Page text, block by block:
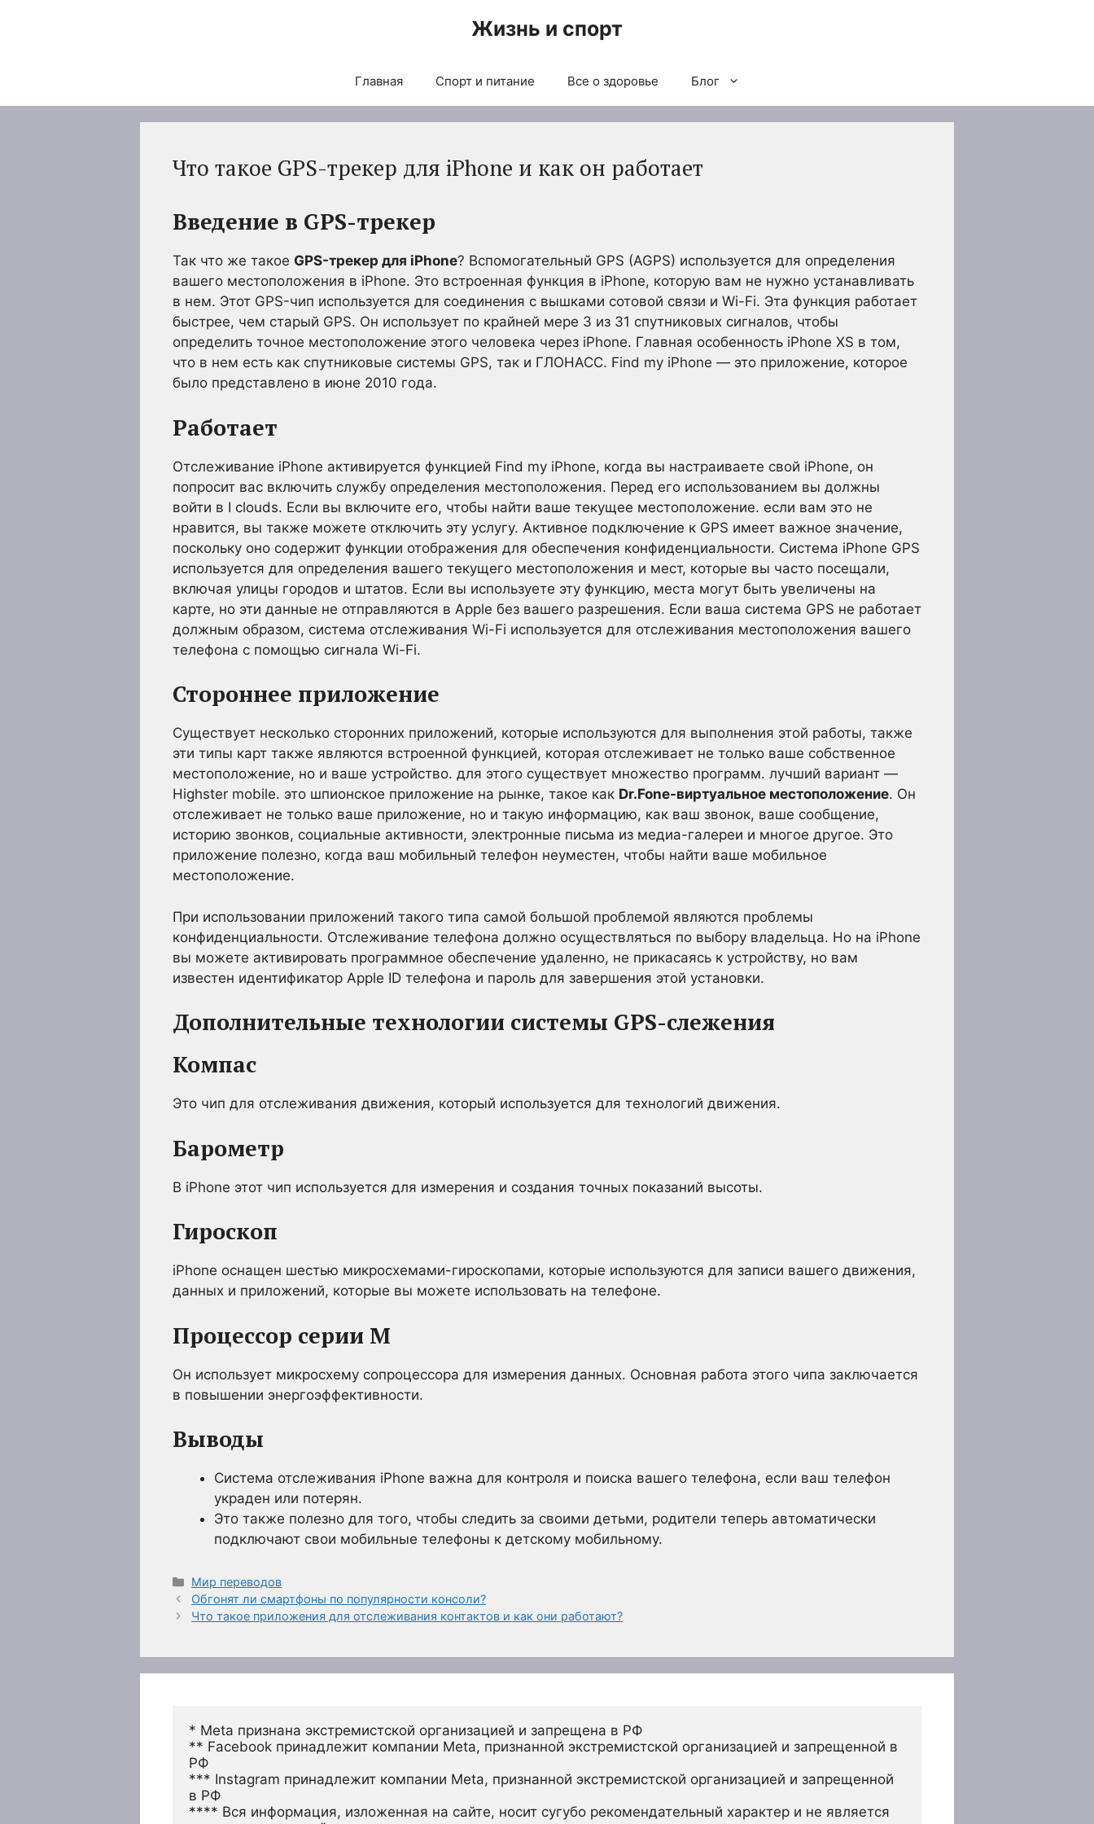
Жизнь и спорт
Главная Спорт и питание Все о здоровье Блог
Что такое GPS-трекер для iPhone и как он работает
Введение в GPS-трекер
Так что же такое GPS-трекер для iPhone? Вспомогательный GPS (AGPS) используется для определения
вашего местоположения в iPhone. Это встроенная функция в iPhone, которую вам не нужно устанавливать
в нем. Этот GPS-чип используется для соединения с вышками сотовой связи и Wi-Fi. Эта функция работает
быстрее, чем старый GPS. Он использует по крайней мере 3 из 31 спутниковых сигналов, чтобы
определить точное местоположение этого человека через iPhone. Главная особенность iPhone XS в том,
что в нем есть как спутниковые системы GPS, так и ГЛОНАСС. Find my iPhone — это приложение, которое
было представлено в июне 2010 года.
Работает
Отслеживание iPhone активируется функцией Find my iPhone, когда вы настраиваете свой iPhone, он
попросит вас включить службу определения местоположения. Перед его использованием вы должны
войти в I clouds. Если вы включите его, чтобы найти ваше текущее местоположение. если вам это не
нравится, вы также можете отключить эту услугу. Активное подключение к GPS имеет важное значение,
поскольку оно содержит функции отображения для обеспечения конфиденциальности. Система iPhone GPS
используется для определения вашего текущего местоположения и мест, которые вы часто посещали,
включая улицы городов и штатов. Если вы используете эту функцию, места могут быть увеличены на
карте, но эти данные не отправляются в Apple без вашего разрешения. Если ваша система GPS не работает
должным образом, система отслеживания Wi-Fi используется для отслеживания местоположения вашего
телефона с помощью сигнала Wi-Fi.
Стороннее приложение
Существует несколько сторонних приложений, которые используются для выполнения этой работы, также
эти типы карт также являются встроенной функцией, которая отслеживает не только ваше собственное
местоположение, но и ваше устройство. для этого существует множество программ. лучший вариант —
Highster mobile. это шпионское приложение на рынке, такое как Dr.Fone-виртуальное местоположение. Он
отслеживает не только ваше приложение, но и такую информацию, как ваш звонок, ваше сообщение,
историю звонков, социальные активности, электронные письма из медиа-галереи и многое другое. Это
приложение полезно, когда ваш мобильный телефон неуместен, чтобы найти ваше мобильное
местоположение.
При использовании приложений такого типа самой большой проблемой являются проблемы
конфиденциальности. Отслеживание телефона должно осуществляться по выбору владельца. Но на iPhone
вы можете активировать программное обеспечение удаленно, не прикасаясь к устройству, но вам
известен идентификатор Apple ID телефона и пароль для завершения этой установки.
Дополнительные технологии системы GPS-слежения
Компас
Это чип для отслеживания движения, который используется для технологий движения.
Барометр
В iPhone этот чип используется для измерения и создания точных показаний высоты.
Гироскоп
iPhone оснащен шестью микросхемами-гироскопами, которые используются для записи вашего движения,
данных и приложений, которые вы можете использовать на телефоне.
Процессор серии M
Он использует микросхему сопроцессора для измерения данных. Основная работа этого чипа заключается
в повышении энергоэффективности.
Выводы
Система отслеживания iPhone важна для контроля и поиска вашего телефона, если ваш телефон
украден или потерян.
Это также полезно для того, чтобы следить за своими детьми, родители теперь автоматически
подключают свои мобильные телефоны к детскому мобильному.
Рубрики
Мир переводов
Обгонят ли смартфоны по популярности консоли?
Что такое приложения для отслеживания контактов и как они работают?
* Meta признана экстремистской организацией и запрещена в РФ
** Facebook принадлежит компании Meta, признанной экстремистской организацией и запрещенной в
РФ
*** Instagram принадлежит компании Meta, признанной экстремистской организацией и запрещенной
в РФ
**** Вся информация, изложенная на сайте, носит сугубо рекомендательный характер и не является